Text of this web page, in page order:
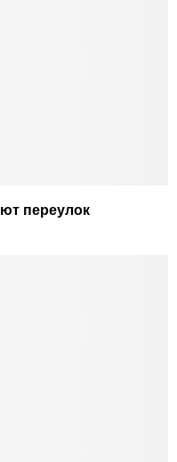
переулок